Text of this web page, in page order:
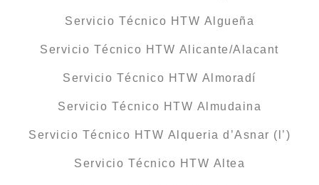
Servicio Técnico HTW Algueña
Servicio Técnico HTW Alicante/Alacant
Servicio Técnico HTW Almoradí
Servicio Técnico HTW Almudaina
Servicio Técnico HTW Alqueria d’Asnar (l’)
Servicio Técnico HTW Altea